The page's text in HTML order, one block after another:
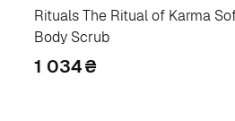
Rituals The Ritual of Karma
Body Scrub
1 034₴